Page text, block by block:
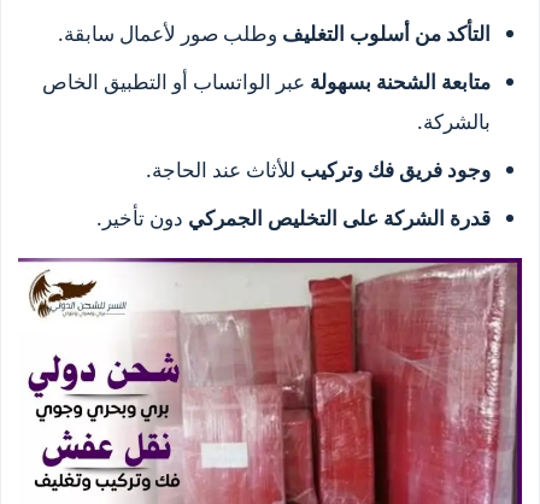
التأكد من أسلوب التغليف وطلب صور لأعمال سابقة.
متابعة الشحنة بسهولة عبر الواتساب أو التطبيق الخاص
بالشركة.
وجود فريق فك وتركيب للأثاث عند الحاجة.
قدرة الشركة على التخليص الجمركي دون تأخير.